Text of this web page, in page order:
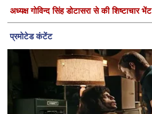
अध्यक्ष गोविन्द सिंह डोटासरा से की शिष्टाचार भेंट